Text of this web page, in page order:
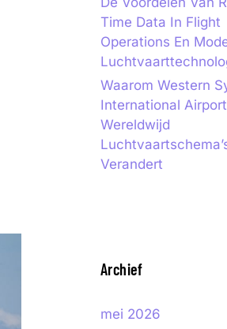
Time Data In Flight
Operations En
Waarom Western
International
Wereldwijd
Verandert
Archief
mei 2026